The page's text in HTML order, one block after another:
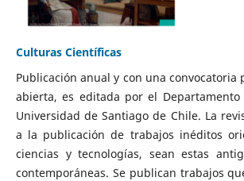
Culturas Científicas
Publicación anual y con una convocatoria
abierta, es editada por el
Universidad de Santiago de Chile. La
a la publicación de trabajos inéditos
ciencias y tecnologías, sean estas
contemporáneas. Se publican trabajos